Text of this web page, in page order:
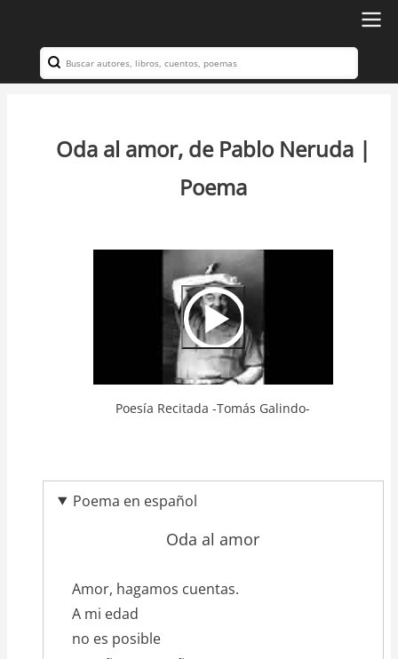
contenido
principal
Navegación
Search
Oda al amor, de Pablo Neruda |
Poema
Video
Url
Poesía Recitada -Tomás Galindo-
Poema en español
Oda al amor
texto_poema
Amor, hagamos cuentas.
A mi edad
no es posible